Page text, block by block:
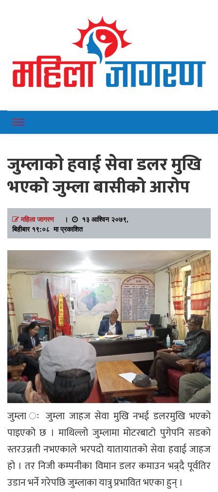
Mahilajagaran
जुम्लाकाे हवाई सेवा डलर मुखि
भएको जुम्ला बासीको आरोप
महिला जागरण।
१३ आश्विन २०७९,
बिहीबार १९:०८ मा प्रकाशित
जुम्ला ः जुम्ला जाहज सेवा मुखि नभई डलरमुखि भएको
पाइएको छ । माथिल्लो जुम्लामा मोटरबाटो पुगेपनि सडको
स्तरउन्नती नभएकाले भरपदो यातायातको सेवा हवाई जाहज
हो । तर निजी कम्पनीका विमान डलर कमाउन भन्र्दै पूर्वतिर
उडान भर्ने गरेपछि जुम्लाका यात्रु प्रभावित भएका हुन् ।